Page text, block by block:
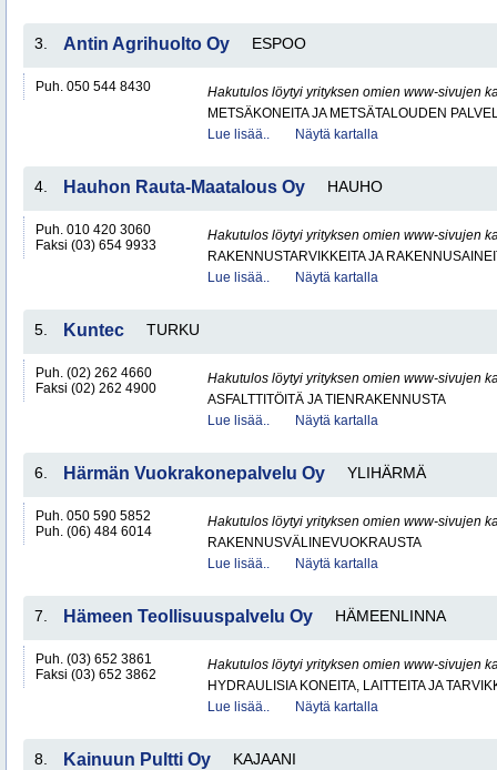
3. Antin Agrihuolto Oy ESPOO
Puh. 050 544 8430
Hakutulos löytyi yrityksen omien www-sivujen
METSÄKONEITA JA METSÄTALOUDEN
Lue lisää..
Näytä kartalla
4. Hauhon Rauta-Maatalous Oy HAUHO
Puh. 010 420 3060
Faksi (03) 654 9933
Hakutulos löytyi yrityksen omien www-sivujen
RAKENNUSTARVIKKEITA JA
Lue lisää..
Näytä kartalla
5. Kuntec TURKU
Puh. (02) 262 4660
Faksi (02) 262 4900
Hakutulos löytyi yrityksen omien www-sivujen
ASFALTTITÖITÄ JA TIENRAKENNUSTA
Lue lisää..
Näytä kartalla
6. Härmän Vuokrakonepalvelu Oy YLIHÄRMÄ
Puh. 050 590 5852
Puh. (06) 484 6014
Hakutulos löytyi yrityksen omien www-sivujen
RAKENNUSVÄLINEVUOKRAUSTA
Lue lisää..
Näytä kartalla
7. Hämeen Teollisuuspalvelu Oy HÄMEENLINNA
Puh. (03) 652 3861
Faksi (03) 652 3862
Hakutulos löytyi yrityksen omien www-sivujen
HYDRAULISIA KONEITA, LAITTEITA JA
Lue lisää..
Näytä kartalla
8. Kainuun Pultti Oy KAJAANI